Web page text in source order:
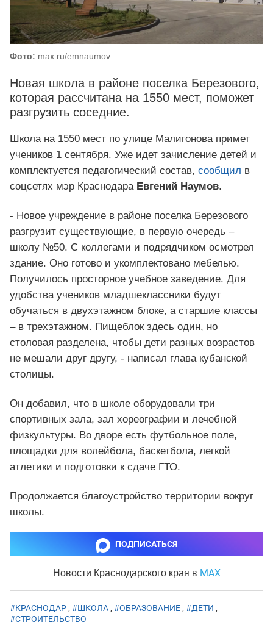
Фото: max.ru/emnaumov
Новая школа в районе поселка Березового,
которая рассчитана на 1550 мест, поможет
разгрузить соседние.
Школа на 1550 мест по улице Малигонова примет
учеников 1 сентября. Уже идет зачисление детей и
комплектуется педагогический состав, сообщил в
соцсетях мэр Краснодара Евгений Наумов.
- Новое учреждение в районе поселка Березового
разгрузит существующие, в первую очередь –
школу №50. С коллегами и подрядчиком осмотрел
здание. Оно готово и укомплектовано мебелью.
Получилось просторное учебное заведение. Для
удобства учеников младшеклассники будут
обучаться в двухэтажном блоке, а старшие классы
– в трехэтажном. Пищеблок здесь один, но
столовая разделена, чтобы дети разных возрастов
не мешали друг другу, - написал глава кубанской
столицы.
Он добавил, что в школе оборудовали три
спортивных зала, зал хореографии и лечебной
физкультуры. Во дворе есть футбольное поле,
площадки для волейбола, баскетбола, легкой
атлетики и подготовки к сдаче ГТО.
Продолжается благоустройство территории вокруг
школы.
ПОДПИСАТЬСЯ
Новости Краснодарского края в MAX
#КРАСНОДАР, #ШКОЛА, #ОБРАЗОВАНИЕ, #ДЕТИ ,
#СТРОИТЕЛЬСТВО